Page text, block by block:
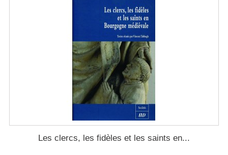
Les clercs, les fidèles et les saints en...